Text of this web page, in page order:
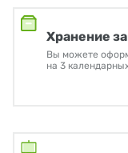
Хранение
Вы можете
на 3